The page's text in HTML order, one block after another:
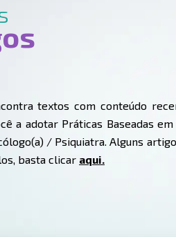
textos com conteúdo
a adotar Práticas Baseadas
/ Psiquiatra. Alguns
basta clicar aqui.